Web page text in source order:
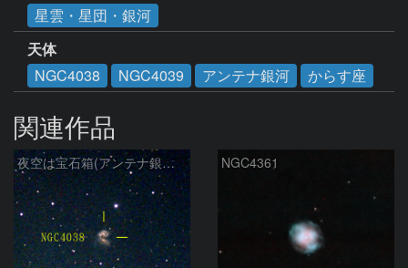
星雲・星団・銀河
天体
NGC4038
NGC4039 アンテナ銀河 からす座
関連作品
夜空は宝石箱(アンテナ銀河 NGC4038) Seestar50 NGC4361